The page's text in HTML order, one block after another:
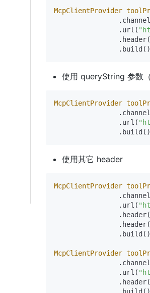
McpClientProvider
                .url(
                .header(
使用 queryString 参数
McpClientProvider
                .url(
使用其它 header
McpClientProvider
                .url(
                .header(
                .header(
McpClientProvider
                .url(
                .header(